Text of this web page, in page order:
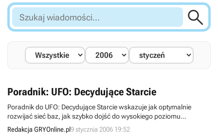
Szukaj
wiadomości...

Poradnik: UFO: Decydujące Starcie
Poradnik do UFO: Decydujące Starcie wskazuje jak optymalnie
rozwijać sieć baz, jak szybko dojść do wysokiego poziomu
technologicznego, wreszcie jak skutecznie zarządzać surowcami.
No i oczywiście – jak dobrnąć do samego końca gry.
Redakcja GRYOnline.pl9 stycznia 2006 19:52